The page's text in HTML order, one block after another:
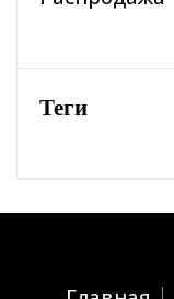
Теги